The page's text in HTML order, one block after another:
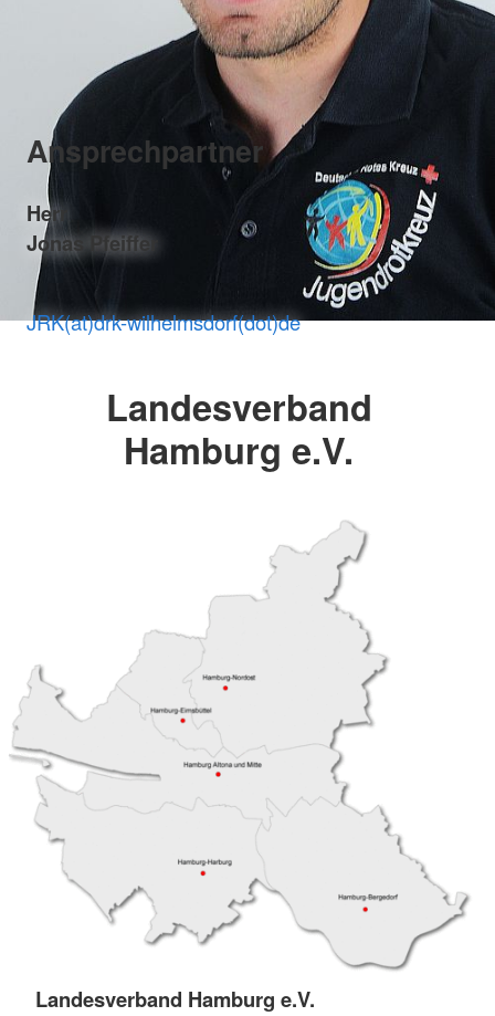
Ansprechpartner
Herr
Jonas Pfeiffer
JRK(at)drk-wilhelmsdorf(dot)de
Landesverband
Hamburg e.V.
Landesverband Hamburg e.V.